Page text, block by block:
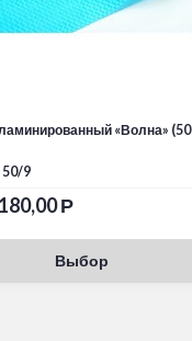
«Волна» (50
50/9
180,00Р
Выбор